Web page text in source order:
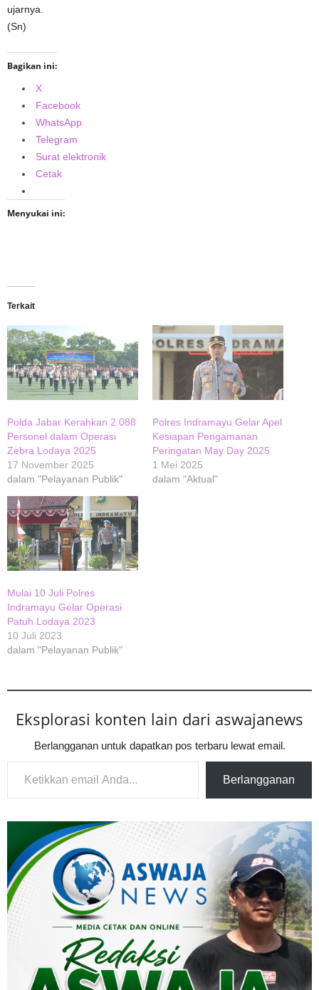
ujarnya.
(Sn)
Bagikan ini:
X
Facebook
WhatsApp
Telegram
Surat elektronik
Cetak
Menyukai ini:
Terkait
Polda Jabar Kerahkan 2.088
Personel dalam Operasi
Zebra Lodaya 2025
17 November 2025
dalam "Pelayanan Publik"
Polres Indramayu Gelar Apel
Kesiapan Pengamanan
Peringatan May Day 2025
1 Mei 2025
dalam "Aktual"
Mulai 10 Juli Polres
Indramayu Gelar Operasi
Patuh Lodaya 2023
10 Juli 2023
dalam "Pelayanan Publik"
Eksplorasi konten lain dari aswajanews
Berlangganan untuk dapatkan pos terbaru lewat email.
Ketikkan email Anda...
Berlangganan